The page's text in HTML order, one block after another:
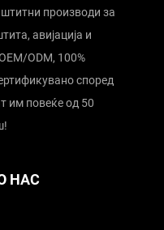
производи за
авијација и
ODM, 100%
според
им повеќе од 50
НАС